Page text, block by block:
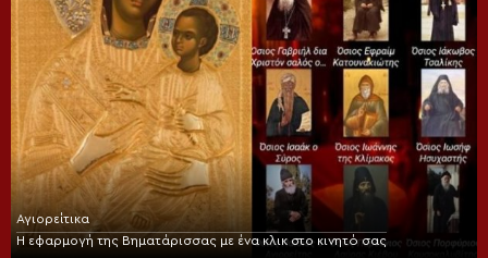
Αγιορείτικα
Η εφαρμογή της Βηματάρισσας με ένα κλικ στο κινητό σας